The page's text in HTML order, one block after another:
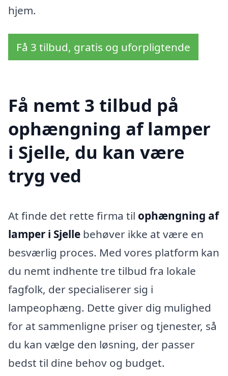
hjem.
Få 3 tilbud, gratis og uforpligtende
Få nemt 3 tilbud på
ophængning af lamper
i Sjelle, du kan være
tryg ved
At finde det rette firma til ophængning af
lamper i Sjelle behøver ikke at være en
besværlig proces. Med vores platform kan
du nemt indhente tre tilbud fra lokale
fagfolk, der specialiserer sig i
lampeophæng. Dette giver dig mulighed
for at sammenligne priser og tjenester, så
du kan vælge den løsning, der passer
bedst til dine behov og budget.